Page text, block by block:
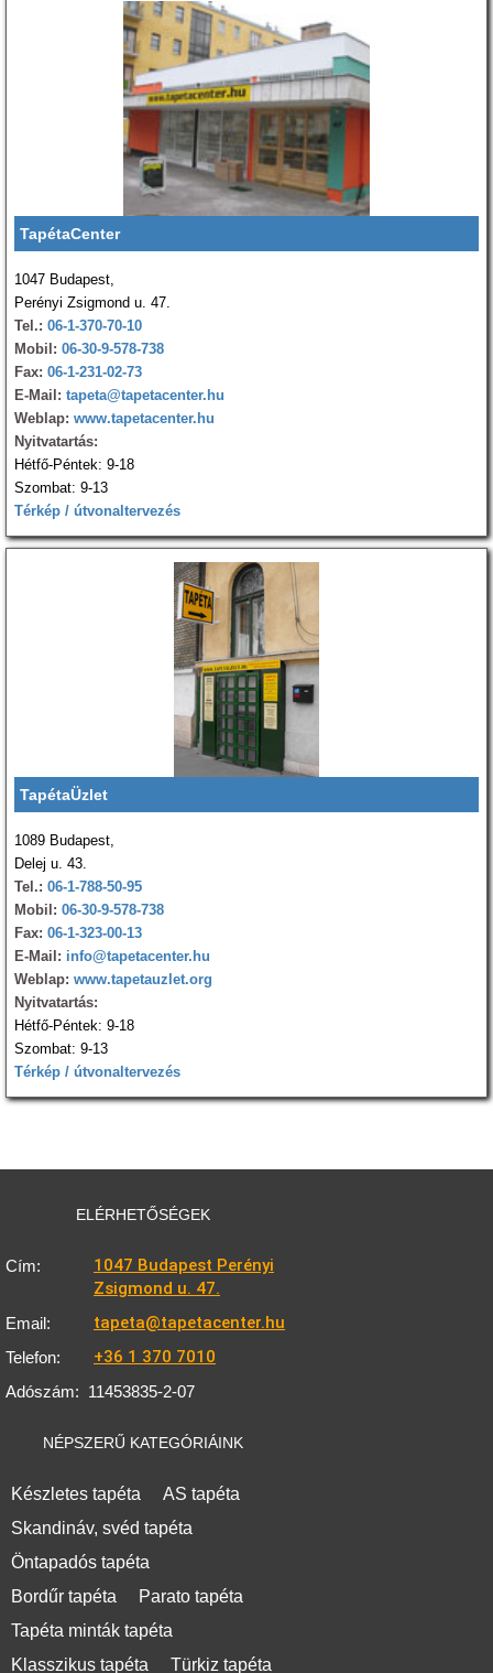
TapétaCenter
1047 Budapest,
Perényi Zsigmond u. 47.
Tel.: 06-1-370-70-10
Mobil: 06-30-9-578-738
Fax: 06-1-231-02-73
E-Mail: tapeta@tapetacenter.hu
Weblap: www.tapetacenter.hu
Nyitvatartás:
Hétfő-Péntek: 9-18
Szombat: 9-13
Térkép / útvonaltervezés
TapétaÜzlet
1089 Budapest,
Delej u. 43.
Tel.: 06-1-788-50-95
Mobil: 06-30-9-578-738
Fax: 06-1-323-00-13
E-Mail: info@tapetacenter.hu
Weblap: www.tapetauzlet.org
Nyitvatartás:
Hétfő-Péntek: 9-18
Szombat: 9-13
Térkép / útvonaltervezés
ELÉRHETŐSÉGEK
Cím:
1047 Budapest Perényi
Zsigmond u. 47.
Email: tapeta@tapetacenter.hu
Telefon: +36 1 370 7010
Adószám: 11453835-2-07
NÉPSZERŰ KATEGÓRIÁINK
Készletes tapéta
AS tapéta
Skandináv, svéd tapéta
Öntapadós tapéta
Bordűr tapéta
Parato tapéta
Tapéta minták tapéta
Klasszikus tapéta
Türkiz tapéta